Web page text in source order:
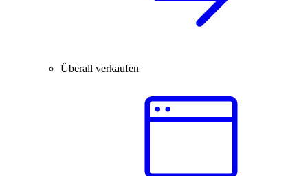
Überall verkaufen